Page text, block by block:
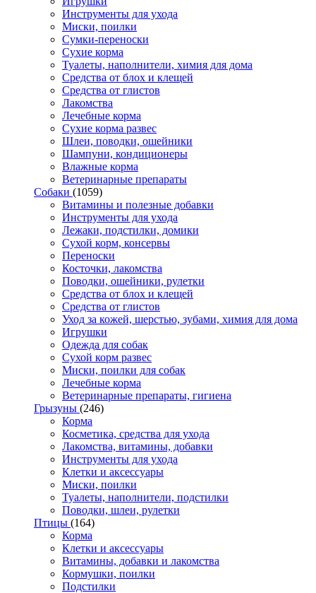
Инструменты для ухода
Миски, поилки
Сумки-переноски
Сухие корма
Туалеты, наполнители, химия для дома
Средства от блох и клещей
Средства от глистов
Лакомства
Лечебные корма
Сухие корма развес
Шлеи, поводки, ошейники
Шампуни, кондиционеры
Влажные корма
Ветеринарные препараты
Собаки (1059)
Витамины и полезные добавки
Инструменты для ухода
Лежаки, подстилки, домики
Сухой корм, консервы
Переноски
Косточки, лакомства
Поводки, ошейники, рулетки
Средства от блох и клещей
Средства от глистов
Уход за кожей, шерстью, зубами, химия для дома
Игрушки
Одежда для собак
Сухой корм развес
Миски, поилки для собак
Лечебные корма
Ветеринарные препараты, гигиена
Грызуны (246)
Корма
Косметика, средства для ухода
Лакомства, витамины, добавки
Инструменты для ухода
Клетки и аксессуары
Миски, поилки
Туалеты, наполнители, подстилки
Поводки, шлеи, рулетки
Птицы (164)
Корма
Клетки и аксессуары
Витамины, добавки и лакомства
Кормушки, поилки
Подстилки